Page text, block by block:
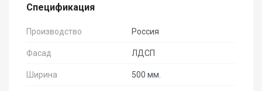
Спецификация
Производство Россия
Фасад ЛДСП
Ширина 500 мм.